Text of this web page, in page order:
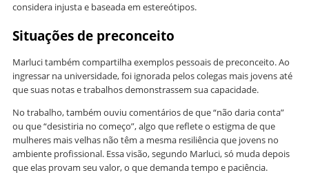
considera injusta e baseada em estereótipos.
Situações de preconceito
Marluci também compartilha exemplos pessoais de preconceito. Ao
ingressar na universidade, foi ignorada pelos colegas mais jovens até
que suas notas e trabalhos demonstrassem sua capacidade.
No trabalho, também ouviu comentários de que “não daria conta”
ou que “desistiria no começo”, algo que reflete o estigma de que
mulheres mais velhas não têm a mesma resiliência que jovens no
ambiente profissional. Essa visão, segundo Marluci, só muda depois
que elas provam seu valor, o que demanda tempo e paciência.